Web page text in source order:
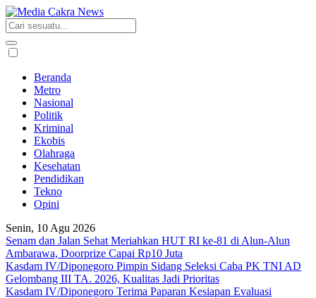
Beranda
Metro
Nasional
Politik
Kriminal
Ekobis
Olahraga
Kesehatan
Pendidikan
Tekno
Opini
Senin, 10 Agu 2026
Senam dan Jalan Sehat Meriahkan HUT RI ke-81 di Alun-Alun
Ambarawa, Doorprize Capai Rp10 Juta
Kasdam IV/Diponegoro Pimpin Sidang Seleksi Caba PK TNI AD
Gelombang III TA. 2026, Kualitas Jadi Prioritas
Kasdam IV/Diponegoro Terima Paparan Kesiapan Evaluasi